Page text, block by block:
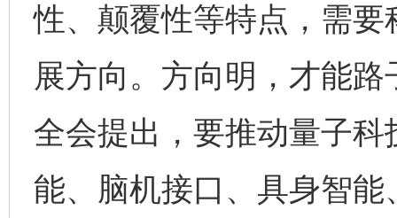
性、颠覆性等特点，需
展方向。方向明，才能
全会提出，要推动量子
能、脑机接口、具身智